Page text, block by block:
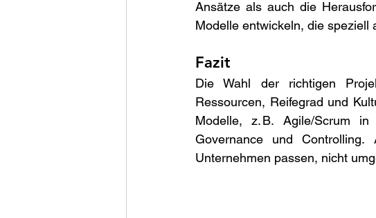
Ansätze als auch die
Modelle entwickeln, die speziell
Fazit
Die Wahl der richtigen
Ressourcen, Reifegrad und
Modelle, z. B. Agile/Scrum
Governance und
Unternehmen passen, nicht